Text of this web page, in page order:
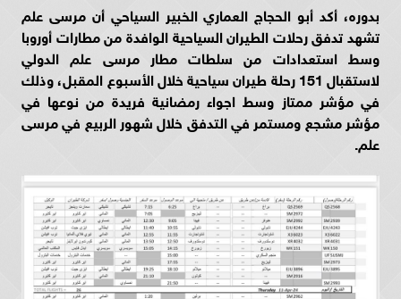
بدوره، أكد أبو الحجاج العماري الخبير السياحي أن مرسى علم
تشهد تدفق رحلات الطيران السياحية الوافدة من مطارات أوروبا
وسط استعدادات من سلطات مطار مرسى علم الدولي
لاستقبال 151 رحلة طيران سياحية خلال الأسبوع المقبل، وذلك
في مؤشر ممتاز وسط اجواء رمضانية فريدة من نوعها في
مؤشر مشجع ومستمر فيالتدفق خلالشهور الربيع في مرسى
علم.